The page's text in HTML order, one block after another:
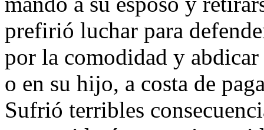
prefirió luchar para
por la comodidad y
o en su hijo, a costa de
Sufrió terribles